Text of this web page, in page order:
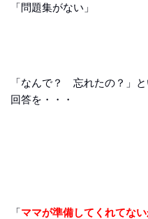
「問題集がない」
「なんで？ 忘れたの？」
回答を・・・
「ママが準備してくれてな